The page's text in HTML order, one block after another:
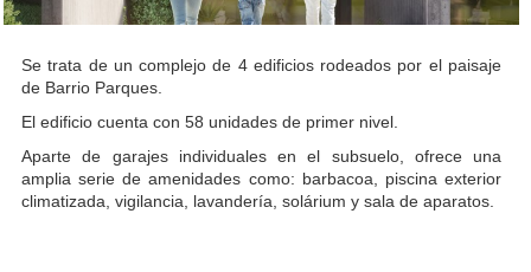
Se trata de un complejo de 4 edificios rodeados por el paisaje
de Barrio Parques.
El edificio cuenta con 58 unidades de primer nivel.
Aparte de garajes individuales en el subsuelo, ofrece una
amplia serie de amenidades como: barbacoa, piscina exterior
climatizada, vigilancia, lavandería, solárium y sala de aparatos.